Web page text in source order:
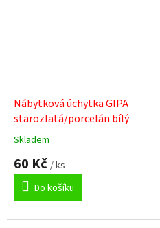
Nábytková úchytka GIPA
starozlatá/porcelán bílý
Průměrné
hodnocení
produktu
5,0
5
Skladem
60 Kč / ks
Do košíku